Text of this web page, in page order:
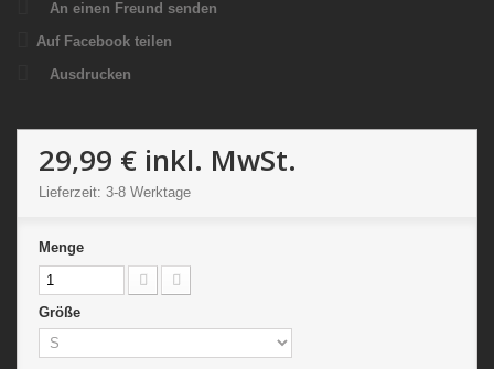
An einen Freund senden
Auf Facebook teilen
Ausdrucken
29,99 € inkl. MwSt.
Lieferzeit: 3-8 Werktage
Menge
Größe